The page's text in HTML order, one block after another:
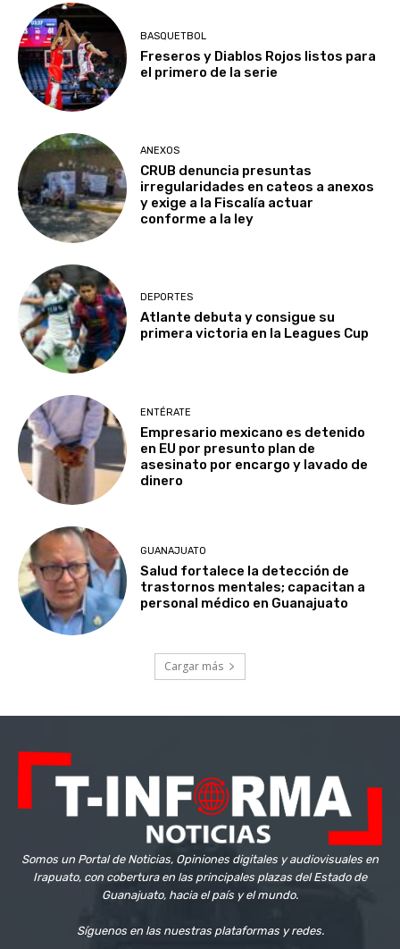
BASQUETBOL
Freseros y Diablos Rojos listos para
el primero de la serie
ANEXOS
CRUB denuncia presuntas
irregularidades en cateos a anexos
y exige a la Fiscalía actuar
conforme a la ley
DEPORTES
Atlante debuta y consigue su
primera victoria en la Leagues Cup
ENTÉRATE
Empresario mexicano es detenido
en EU por presunto plan de
asesinato por encargo y lavado de
dinero
GUANAJUATO
Salud fortalece la detección de
trastornos mentales; capacitan a
personal médico en Guanajuato
Cargar más
Somos un Portal de Noticias, Opiniones digitales y audiovisuales en
Irapuato, con cobertura en las principales plazas del Estado de
Guanajuato, hacia el país y el mundo.
Síguenos en las nuestras plataformas y redes.